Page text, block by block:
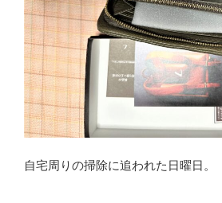
自宅周りの掃除に追われた日曜日。